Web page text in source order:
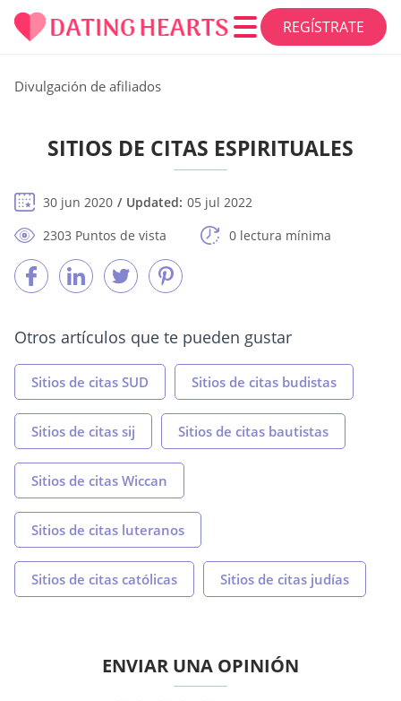
REGÍSTRATE
Divulgación de afiliados
SITIOS DE CITAS ESPIRITUALES
30 jun 2020 Updated: 05 jul 2022
2303 Puntos de vista
0 lectura mínima
Otros artículos que te pueden gustar
Sitios de citas SUD Sitios de citas budistas
Sitios de citas sij Sitios de citas bautistas
Sitios de citas Wiccan
Sitios de citas luteranos
Sitios de citas católicas Sitios de citas judías
ENVIAR UNA OPINIÓN